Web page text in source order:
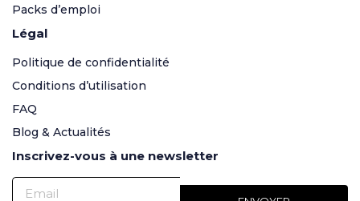
Packs d’emploi
Légal
Politique de confidentialité
Conditions d’utilisation
FAQ
Blog & Actualités
Inscrivez-vous à une newsletter